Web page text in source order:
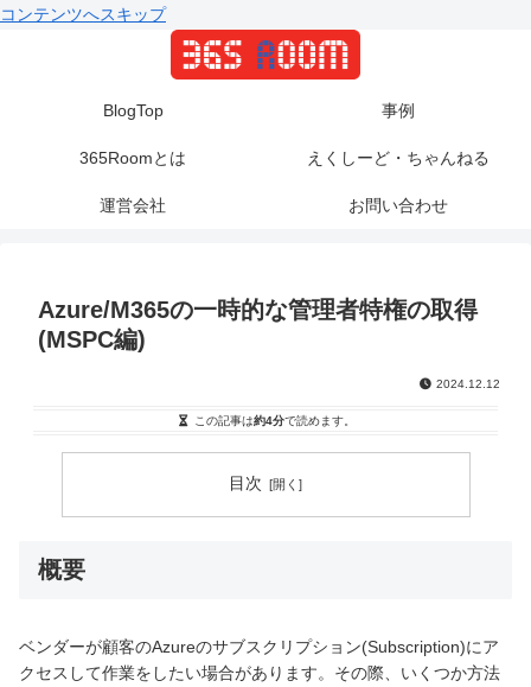
コンテンツへスキップ
BlogTop 事例
365Roomとは えくしーど・ちゃんねる
運営会社 お問い合わせ
Azure/M365の一時的な管理者特権の取得
(MSPC編)
2024.12.12
この記事は約4分で読めます。
目次
概要
ベンダーが顧客のAzureのサブスクリプション(Subscription)にア
クセスして作業をしたい場合があります。その際、いくつか方法